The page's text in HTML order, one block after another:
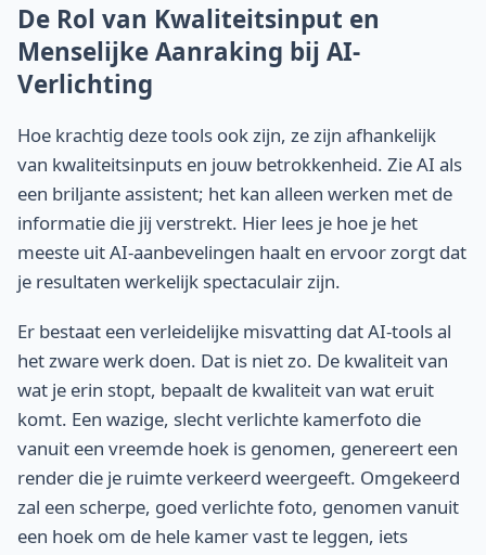
De Rol van Kwaliteitsinput en
Menselijke Aanraking bij AI-
Verlichting
Hoe krachtig deze tools ook zijn, ze zijn afhankelijk
van kwaliteitsinputs en jouw betrokkenheid. Zie AI als
een briljante assistent; het kan alleen werken met de
informatie die jij verstrekt. Hier lees je hoe je het
meeste uit AI-aanbevelingen haalt en ervoor zorgt dat
je resultaten werkelijk spectaculair zijn.
Er bestaat een verleidelijke misvatting dat AI-tools al
het zware werk doen. Dat is niet zo. De kwaliteit van
wat je erin stopt, bepaalt de kwaliteit van wat eruit
komt. Een wazige, slecht verlichte kamerfoto die
vanuit een vreemde hoek is genomen, genereert een
render die je ruimte verkeerd weergeeft. Omgekeerd
zal een scherpe, goed verlichte foto, genomen vanuit
een hoek om de hele kamer vast te leggen, iets